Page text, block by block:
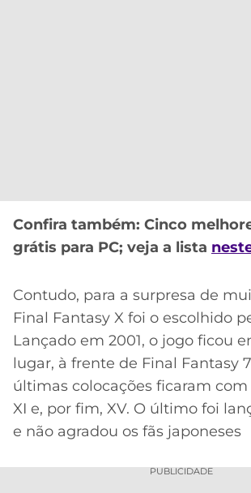
MELHORES
CASSINOS
ONLINE
2026
GRÊMIO
ATLÉTICO
MG
CRUZEIRO
CAMPEÕES
LALIGA
Confira também: Cinco
grátis para PC; veja a lista
Contudo, para a surpresa de
Final Fantasy X foi o escolhido
Lançado em 2001, o jogo ficou
lugar, à frente de Final Fantasy
últimas colocações ficaram
XI e, por fim, XV. O último foi
e não agradou os fãs japoneses
PUBLICIDADE